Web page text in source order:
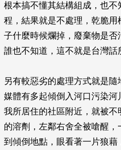
根本搞不懂其結構組成，也
程，結果就是不處理，乾脆
子什麼時候爛掉，廢棄物是否
誰也不知道，這不就是台灣話
另有較惡劣的處理方式就是隨
媒體有多起傾倒入河口污染河
我所居住的社區附近，就被
的溶劑，左鄰右舍全被嗆醒
到傾倒地點，眼看著一片狼藉